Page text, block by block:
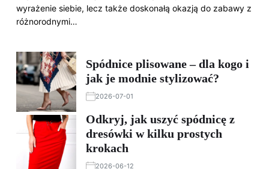
wyrażenie siebie, lecz także doskonałą okazją do zabawy z
różnorodnymi…
Spódnice plisowane – dla kogo i
jak je modnie stylizować?
2026-07-01
Odkryj, jak uszyć spódnicę z
dresówki w kilku prostych
krokach
2026-06-12